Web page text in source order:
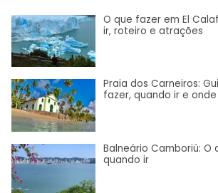
O que fazer em El
ir, roteiro e atrações
Praia dos Carneiros:
fazer, quando ir e
Balneário Camboriú:
quando ir